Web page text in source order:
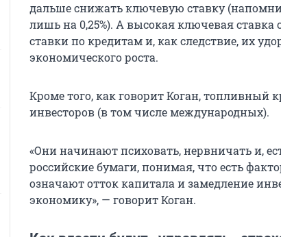
дальше снижать ключевую ставку
лишь на 0,25%). А высокая ключевая
ставки по кредитам и, как следствие, их
экономического роста.
Кроме того, как говорит Коган, топливный
инвесторов (в том числе международных).
«Они начинают психовать, нервничать и,
российские бумаги, понимая, что есть
означают отток капитала и замедление
экономику», — говорит Коган.